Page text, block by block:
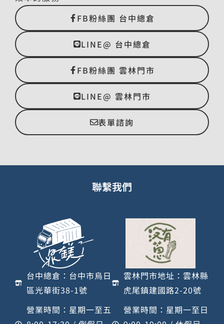
FB粉絲團 台中總倉
LINE@ 台中總倉
FB粉絲團 雲林門市
LINE@ 雲林門市
表單諮詢
聯繫我們
台中總倉：台中市烏日
區光華街38-1號
營業時間：星期一至五
雲林門市地址：雲林縣
虎尾鎮建國路2-20號
營業時間：星期一至日